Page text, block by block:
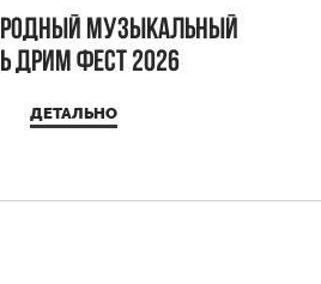
музыкальный
ДРИМ ФЕСТ 2026
ДЕТАЛЬНО